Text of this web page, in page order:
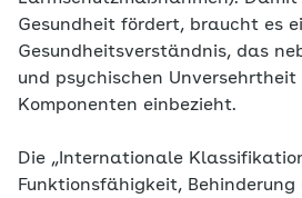
Gesundheit fördert, braucht es
Gesundheitsverständnis, das
und psychischen Unversehrtheit
Komponenten einbezieht.
Die „Internationale
Funktionsfähigkeit, Behinderung